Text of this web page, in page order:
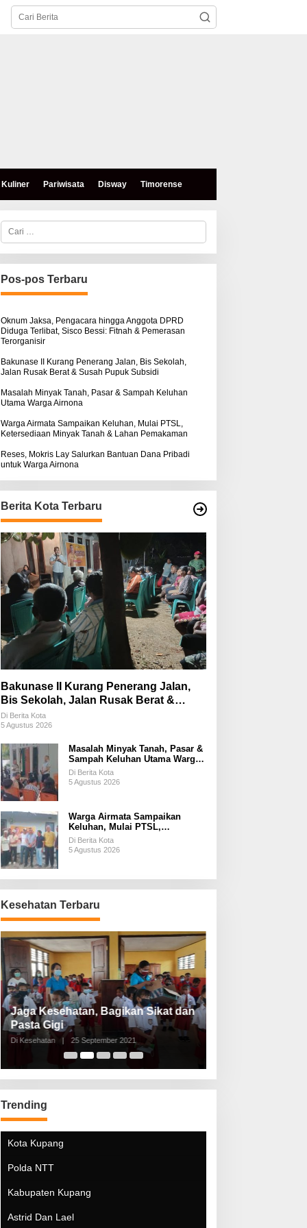
Kuliner Pariwisata Disway Timorense
C
r
i
u
n
u
:
Pos-pos Terbaru
Oknum Jaksa, Pengacara hingga Anggota DPRD
Diduga Terlibat, Sisco Bessi: Fitnah & Pemerasan
Terorganisir
Bakunase II Kurang Penerang Jalan, Bis Sekolah,
Jalan Rusak Berat & Susah Pupuk Subsidi
Masalah Minyak Tanah, Pasar & Sampah Keluhan
Utama Warga Airnona
Warga Airmata Sampaikan Keluhan, Mulai PTSL,
Ketersediaan Minyak Tanah & Lahan Pemakaman
Reses, Mokris Lay Salurkan Bantuan Dana Pribadi
untuk Warga Airnona
Berita Kota Terbaru
Bakunase II Kurang Penerang Jalan,
Bis Sekolah, Jalan Rusak Berat &
Susah Pupuk Subsidi
Di Berita Kota
5 Agustus 2026
Masalah Minyak Tanah, Pasar &
Sampah Keluhan Utama Warga
Airnona
Di Berita Kota
5 Agustus 2026
Warga Airmata Sampaikan
Keluhan, Mulai PTSL,
Ketersediaan Minyak Tanah &
Lahan Pemakaman
Di Berita Kota
5 Agustus 2026
Kesehatan Terbaru
Jaga Kesehatan, Bagikan Sikat dan
Pasta Gigi
Di Kesehatan | 25 September 2021
Trending
Kota Kupang
Polda NTT
Kabupaten Kupang
Astrid Dan Lael